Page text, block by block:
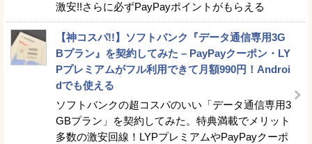
激安!!さらに必ずPayPayポイントがもらえる
【神コスパ!!】ソフトバンク『データ通信専用3G
Bプラン』を契約してみた – PayPayクーポン・LY
Pプレミアムがフル利用できて月額990円！Androi
dでも使える
ソフトバンクの超コスパのいい「データ通信専用3
GBプラン」を契約してみた。特典満載でメリット
多数の激安回線！LYPプレミアムやPayPayクーポ